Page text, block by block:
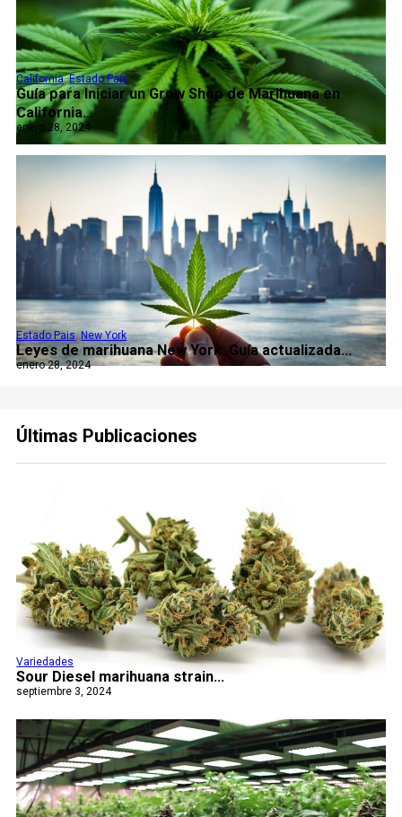
Guía para Iniciar un Grow Shop de Marihuana en
California...
California,Estado Pais
enero 28, 2024
Leyes de marihuana New York: Guía actualizada...
Estado Pais,New York
enero 28, 2024
Últimas Publicaciones
Sour Diesel marihuana strain...
Variedades
septiembre 3, 2024